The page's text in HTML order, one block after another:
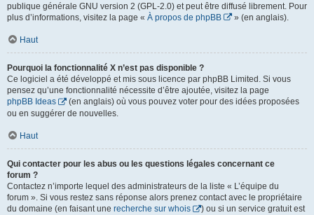
publique générale GNU version 2 (GPL-2.0) et peut être diffusé librement. Pour
plus d’informations, visitez la page « À propos de phpBB » (en anglais).
Haut
Pourquoi la fonctionnalité X n’est pas disponible ?
Ce logiciel a été développé et mis sous licence par phpBB Limited. Si vous
pensez qu’une fonctionnalité nécessite d’être ajoutée, visitez la page
phpBB Ideas
(en anglais) où vous pouvez voter pour des idées proposées
ou en suggérer de nouvelles.
Haut
Qui contacter pour les abus ou les questions légales concernant ce
forum ?
Contactez n’importe lequel des administrateurs de la liste « L’équipe du
forum ». Si vous restez sans réponse alors prenez contact avec le propriétaire
du domaine (en faisant une recherche sur whois
) ou si un service gratuit est